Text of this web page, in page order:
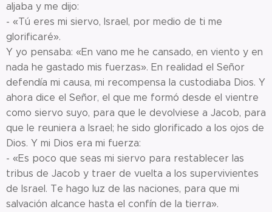
aljaba y me dijo:
- «Tú eres mi siervo, Israel, por medio de ti me
glorificaré».
Y yo pensaba: «En vano me he cansado, en viento y en
nada he gastado mis fuerzas». En realidad el Señor
defendía mi causa, mi recompensa la custodiaba Dios. Y
ahora dice el Señor, el que me formó desde el vientre
como siervo suyo, para que le devolviese a Jacob, para
que le reuniera a Israel; he sido glorificado a los ojos de
Dios. Y mi Dios era mi fuerza:
- «Es poco que seas mi siervo para restablecer las
tribus de Jacob y traer de vuelta a los supervivientes
de Israel. Te hago luz de las naciones, para que mi
salvación alcance hasta el confín de la tierra».